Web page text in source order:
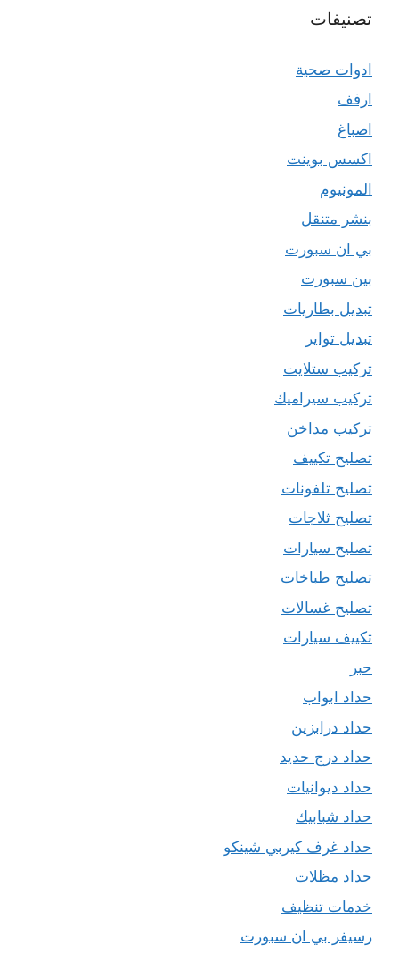
تصنيفات
ادوات صحية
ارفف
اصباغ
اكسس بوينت
المونيوم
بنشر متنقل
بي ان سبورت
بين سبورت
تبديل بطاريات
تبديل تواير
تركيب ستلايت
تركيب سيراميك
تركيب مداخن
تصليح تكييف
تصليح تلفونات
تصليح ثلاجات
تصليح سيارات
تصليح طباخات
تصليح غسالات
تكييف سيارات
حبر
حداد ابواب
حداد درابزين
حداد درج حديد
حداد ديوانيات
حداد شبابيك
حداد غرف كيربي شينكو
حداد مظلات
خدمات تنظيف
رسيفر بي ان سبورت